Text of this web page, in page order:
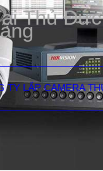
Thủ
TY LẮP CAMERA